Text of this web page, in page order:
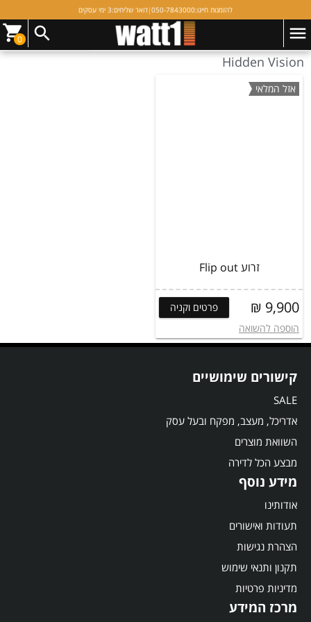
להזמנות חייגו:050-7843000
|דואר שליחים:3 ימי עסקים
0
Hidden Vision
אזל המלאי
זרוע Flip out
9,900 ₪
פרטים וקניה
הוספה להשואה
קישורים שימושיים
SALE
אדריכל, מעצב, מפקח ובעל עסק
השוואת מוצרים
מבצע הכל לדירה
מידע נוסף
אודותינו
תעודות ואישורים
הצהרת נגישות
תקנון ותנאי שימוש
מדיניות פרטיות
מרכז המידע
1 תוצאות (מציג 1 - 1) סינון